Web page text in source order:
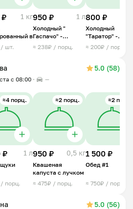
₽ 1 кг
в
шт.
950 ₽ 1 л
Холодный "
Гаспачо" -
овощной суп
≈ 238₽ / порц.
800 ₽
Холодный
"Таратор" -
болгарский суп
≈ 200₽ / порц.
5.0 (58)
с 08:00 —
≈4 порц.
₽ 1 л
порц.
≈2 порц.
950 ₽ 0,5 кг
Квашеная
капуста с лучком
≈ 475₽ / порц.
≈2 порц.
1 500 ₽
Обед #1
≈ 750₽ / порц.
5.0 (56)